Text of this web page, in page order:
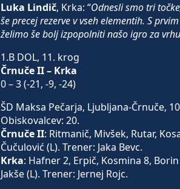
Luka Lindič, Krka: “Odnesli smo tri
še precej rezerve v vseh elementih. S
želimo še bolj izpopolniti našo igro za
1.B DOL, 11. krog
Črnuče II – Krka
0 – 3 (-21, -9, -24)
ŠD Maksa Pečarja, Ljubljana-Črnuče,
Obiskovalcev: 20.
Črnuče II: Ritmanič, Mivšek, Rutar,
Čučulović (L). Trener: Jaka Bevc.
Krka: Hafner 2, Erpič, Kosmina 8,
Jakše (L). Trener: Jernej Rojc.